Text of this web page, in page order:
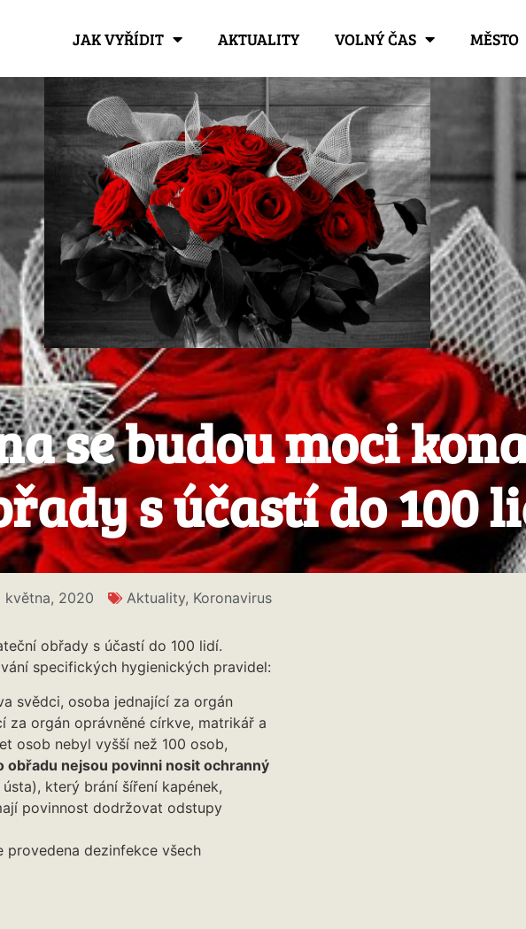
JAK VYŘÍDIT AKTUALITY VOLNÝ ČAS MĚSTO
se budou moci
s účastí do 100
května, 2020 Aktuality, Koronavirus
obřady s účastí do 100 lidí.
specifických hygienických pravidel:
svědci, osoba jednající za orgán
za orgán oprávněné církve, matrikář a
osob nebyl vyšší než 100 osob,
nejsou povinni nosit ochranný
ústa), který brání šíření kapének,
povinnost dodržovat odstupy
provedena dezinfekce všech